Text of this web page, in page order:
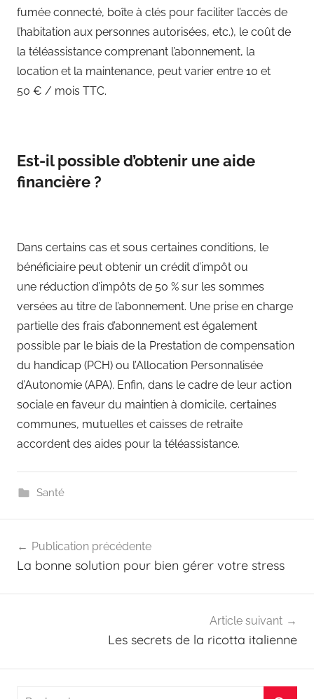
fumée connecté, boîte à clés pour faciliter l’accès de
l’habitation aux personnes autorisées, etc.), le coût de
la téléassistance comprenant l’abonnement, la
location et la maintenance, peut varier entre 10 et
50 € / mois TTC.
Est-il possible d’obtenir une aide
financière ?
Dans certains cas et sous certaines conditions, le
bénéficiaire peut obtenir un crédit d’impôt ou
une réduction d’impôts de 50 % sur les sommes
versées au titre de l’abonnement. Une prise en charge
partielle des frais d’abonnement est également
possible par le biais de la Prestation de compensation
du handicap (PCH) ou l’Allocation Personnalisée
d’Autonomie (APA). Enfin, dans le cadre de leur action
sociale en faveur du maintien à domicile, certaines
communes, mutuelles et caisses de retraite
accordent des aides pour la téléassistance.
Santé
de
Publication précédente
La bonne solution pour bien gérer votre stress
Article suivant
Les secrets de la ricotta italienne
Recherche